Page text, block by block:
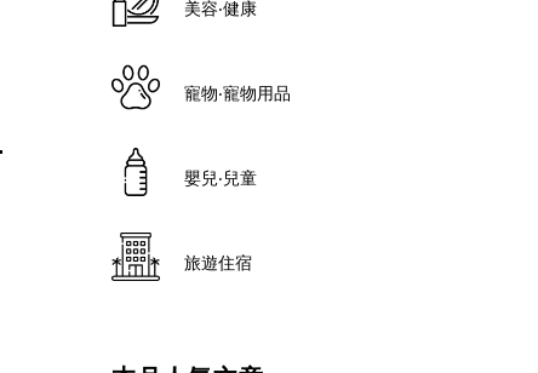
美容‧健康
寵物‧寵物用品
嬰兒‧兒童
旅遊住宿